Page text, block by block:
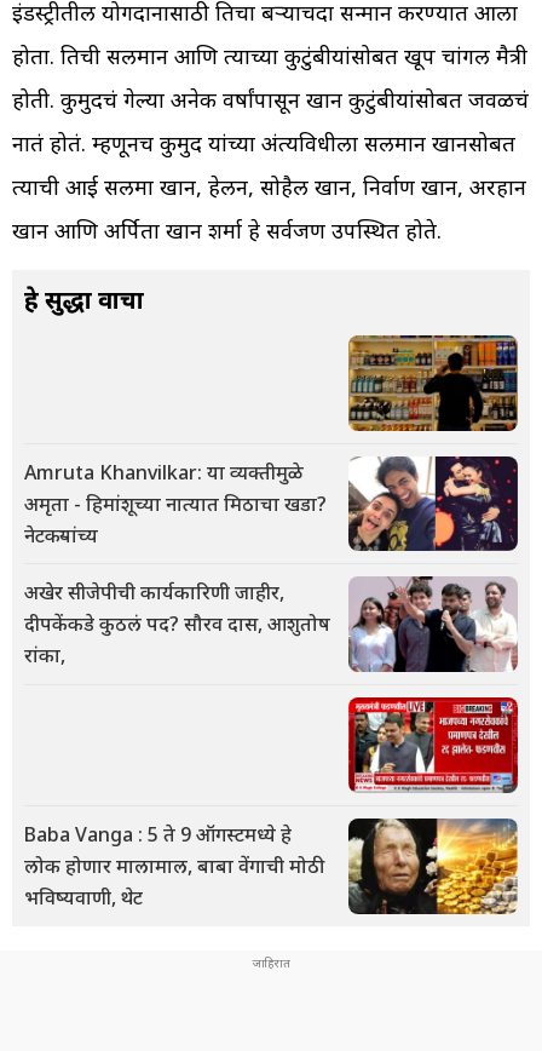
इंडस्ट्रीतील योगदानासाठी तिचा बऱ्याचदा सन्मान करण्यात आला
होता. तिची सलमान आणि त्याच्या कुटुंबीयांसोबत खूप चांगली मैत्री
होती. कुमुदचं गेल्या अनेक वर्षांपासून खान कुटुंबीयांसोबत जवळचं
नातं होतं. म्हणूनच कुमुद यांच्या अंत्यविधीला सलमान खानसोबत
त्याची आई सलमा खान, हेलन, सोहैल खान, निर्वाण खान, अरहान
खान आणि अर्पिता खान शर्मा हे सर्वजण उपस्थित होते.
हे सुद्धा वाचा
Amruta Khanvilkar: या व्यक्तीमुळे
अमृता - हिमांशूच्या नात्यात मिठाचा खडा?
नेटकऱ्यांच्य
अखेर सीजेपीची कार्यकारिणी जाहीर,
दीपकेंकडे कुठलं पद? सौरव दास, आशुतोष
रांका,
Baba Vanga : 5 ते 9 ऑगस्टमध्ये हे
लोक होणार मालामाल, बाबा वेंगाची मोठी
भविष्यवाणी, थेट